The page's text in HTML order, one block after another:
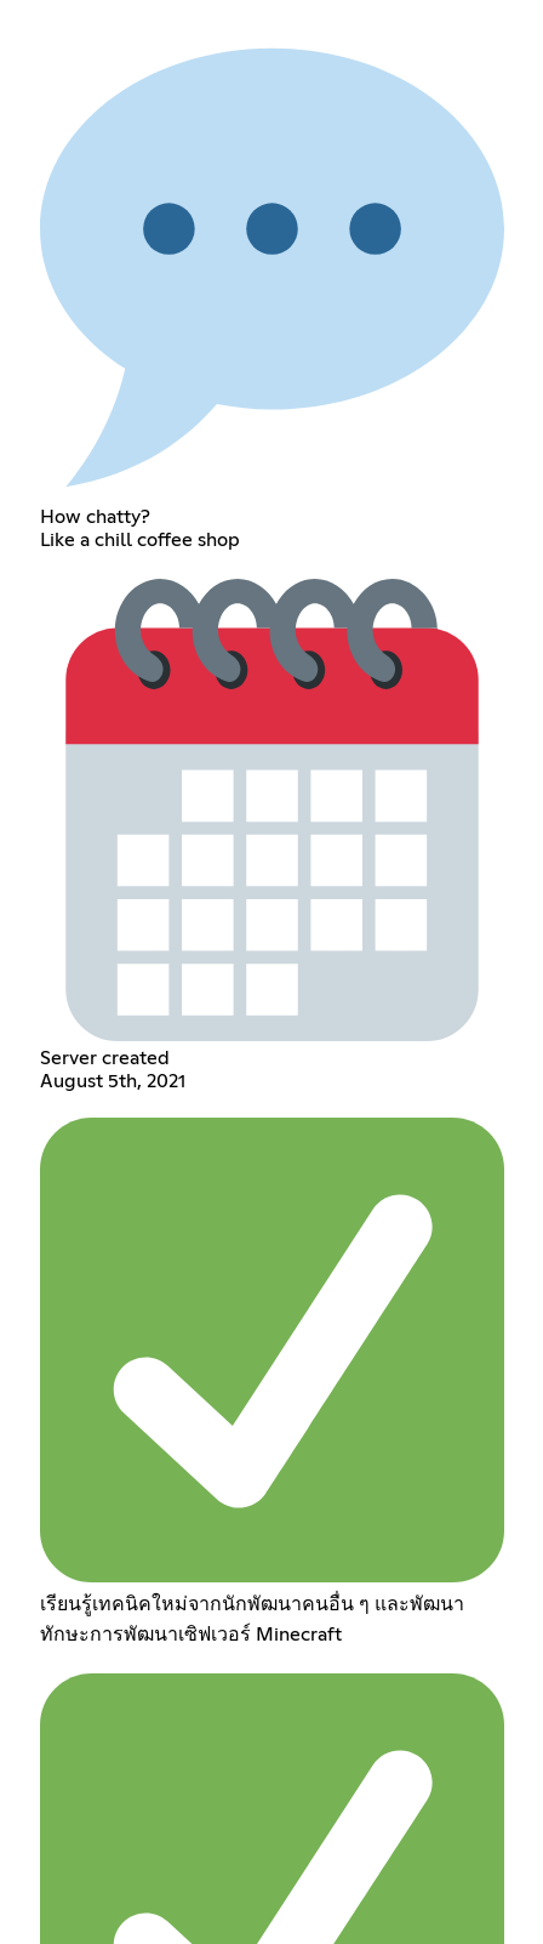
How chatty?
Like a chill coffee shop
Server created
August 5th, 2021
เรียนรู้เทคนิคใหม่จากนักพัฒนาคนอื่น ๆ และพัฒนา
ทักษะการพัฒนาเซิฟเวอร์ Minecraft